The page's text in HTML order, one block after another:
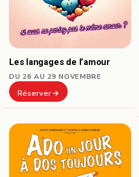
Les langages de l’amour
DU 26 AU 29 NOVEMBRE
Réserver